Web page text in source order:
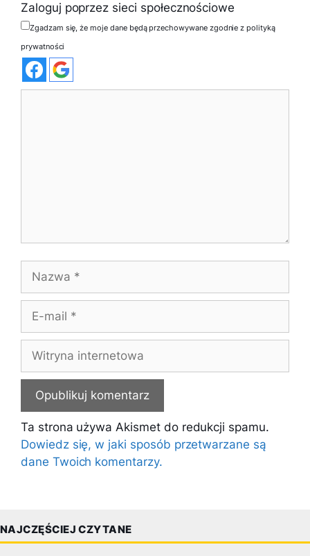
Zaloguj poprzez sieci społecznościowe
Zgadzam się, że moje dane będą przechowywane zgodnie z polityką
prywatności
Nazwa
Witryna
internetowa
Ta strona używa Akismet do redukcji spamu.
Dowiedz się, w jaki sposób przetwarzane są
dane Twoich komentarzy.
NAJCZĘŚCIEJ CZYTANE